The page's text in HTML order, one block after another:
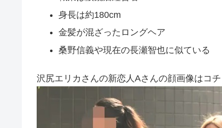
身長は約180cm
金髪が混ざったロングヘア
桑野信義や現在の長瀬智也に似ている
沢尻エリカさんの新恋人Aさんの顔画像はコ